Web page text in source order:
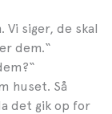
Vi siger, de skal
dem.“
huset. Så
det gik op for